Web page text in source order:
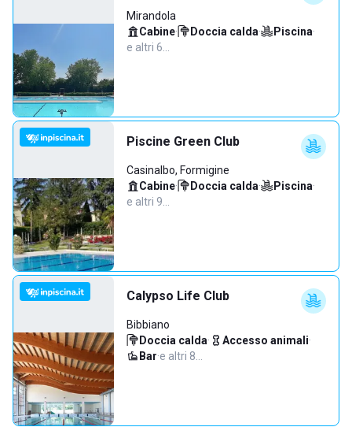
Mirandola
Cabine· Doccia calda· Piscina·
e altri 6…
Piscine Green Club
Casinalbo, Formigine
Cabine· Doccia calda· Piscina·
e altri 9…
Calypso Life Club
Bibbiano
Doccia calda· Accesso animali·
Bar·e altri 8…